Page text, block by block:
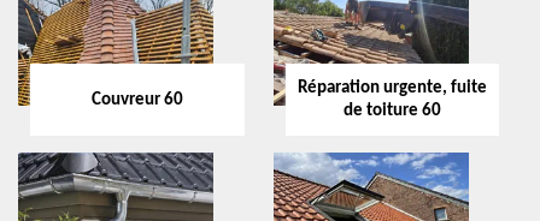
Couvreur 60
Réparation urgente, fuite
de toiture 60